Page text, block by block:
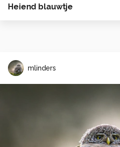
Heiend blauwtje
mlinders